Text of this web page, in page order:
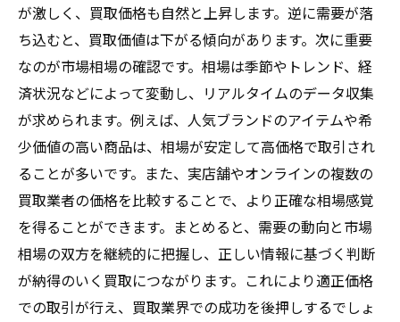
が激しく、買取価格も自然と上昇します。逆に需要が落
ち込むと、買取価値は下がる傾向があります。次に重要
なのが市場相場の確認です。相場は季節やトレンド、経
済状況などによって変動し、リアルタイムのデータ収集
が求められます。例えば、人気ブランドのアイテムや希
少価値の高い商品は、相場が安定して高価格で取引され
ることが多いです。また、実店舗やオンラインの複数の
買取業者の価格を比較することで、より正確な相場感覚
を得ることができます。まとめると、需要の動向と市場
相場の双方を継続的に把握し、正しい情報に基づく判断
が納得のいく買取につながります。これにより適正価格
での取引が行え、買取業界での成功を後押しするでしょ